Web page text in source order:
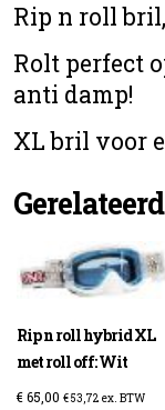
Rip n roll
Rolt perfect
anti damp!
XL bril voor
Rip n roll hybrid XL
met roll off: Wit
€65,00 €53,72 ex. BTW